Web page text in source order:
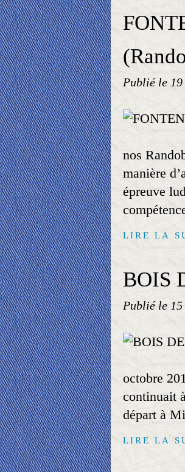
Publié le
nos
manière
épreuve
LIRE LA
BOIS
Publié le
octobre
continuait
départ à
LIRE LA